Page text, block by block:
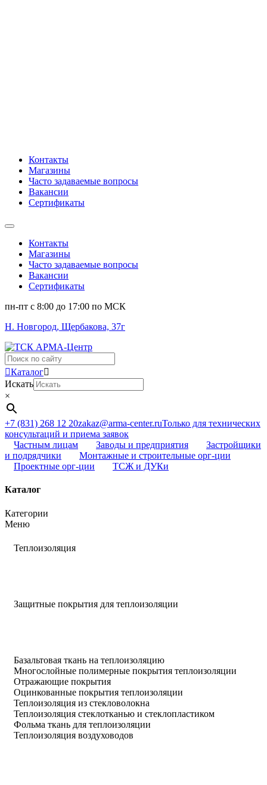
Контакты
Магазины
Часто задаваемые вопросы
Вакансии
Сертификаты
Контакты
Магазины
Часто задаваемые вопросы
Вакансии
Сертификаты
пн-пт c 8:00 до 17:00 по МСК
Н. Новгород, Щербакова, 37г
Поиск
...Каталог
Искать
×
+7 (831) 268 12 20zakaz@arma-center.ruТолько для технических
консультаций и приема заявок
Частным лицам
Заводы и предприятия
Застройщики
и подрядчики
Монтажные и строительные орг-ции
Проектные орг-ции
ТСЖ и ДУКи
Каталог
Категории
Меню
Теплоизоляция
Защитные покрытия для теплоизоляции
Базальтовая ткань на теплоизоляцию
Многослойные полимерные покрытия теплоизоляции
Отражающие покрытия
Оцинкованные покрытия теплоизоляции
Теплоизоляция из стекловолокна
Теплоизоляция стеклотканью и стеклопластиком
Фольма ткань для теплоизоляции
Теплоизоляция воздуховодов